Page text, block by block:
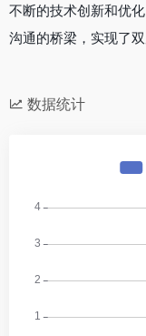
不断的技术创新和优
沟通的桥梁，实现了双
数据统计